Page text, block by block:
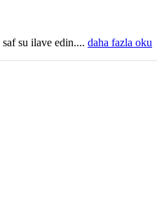
su ilave edin.... daha fazla oku